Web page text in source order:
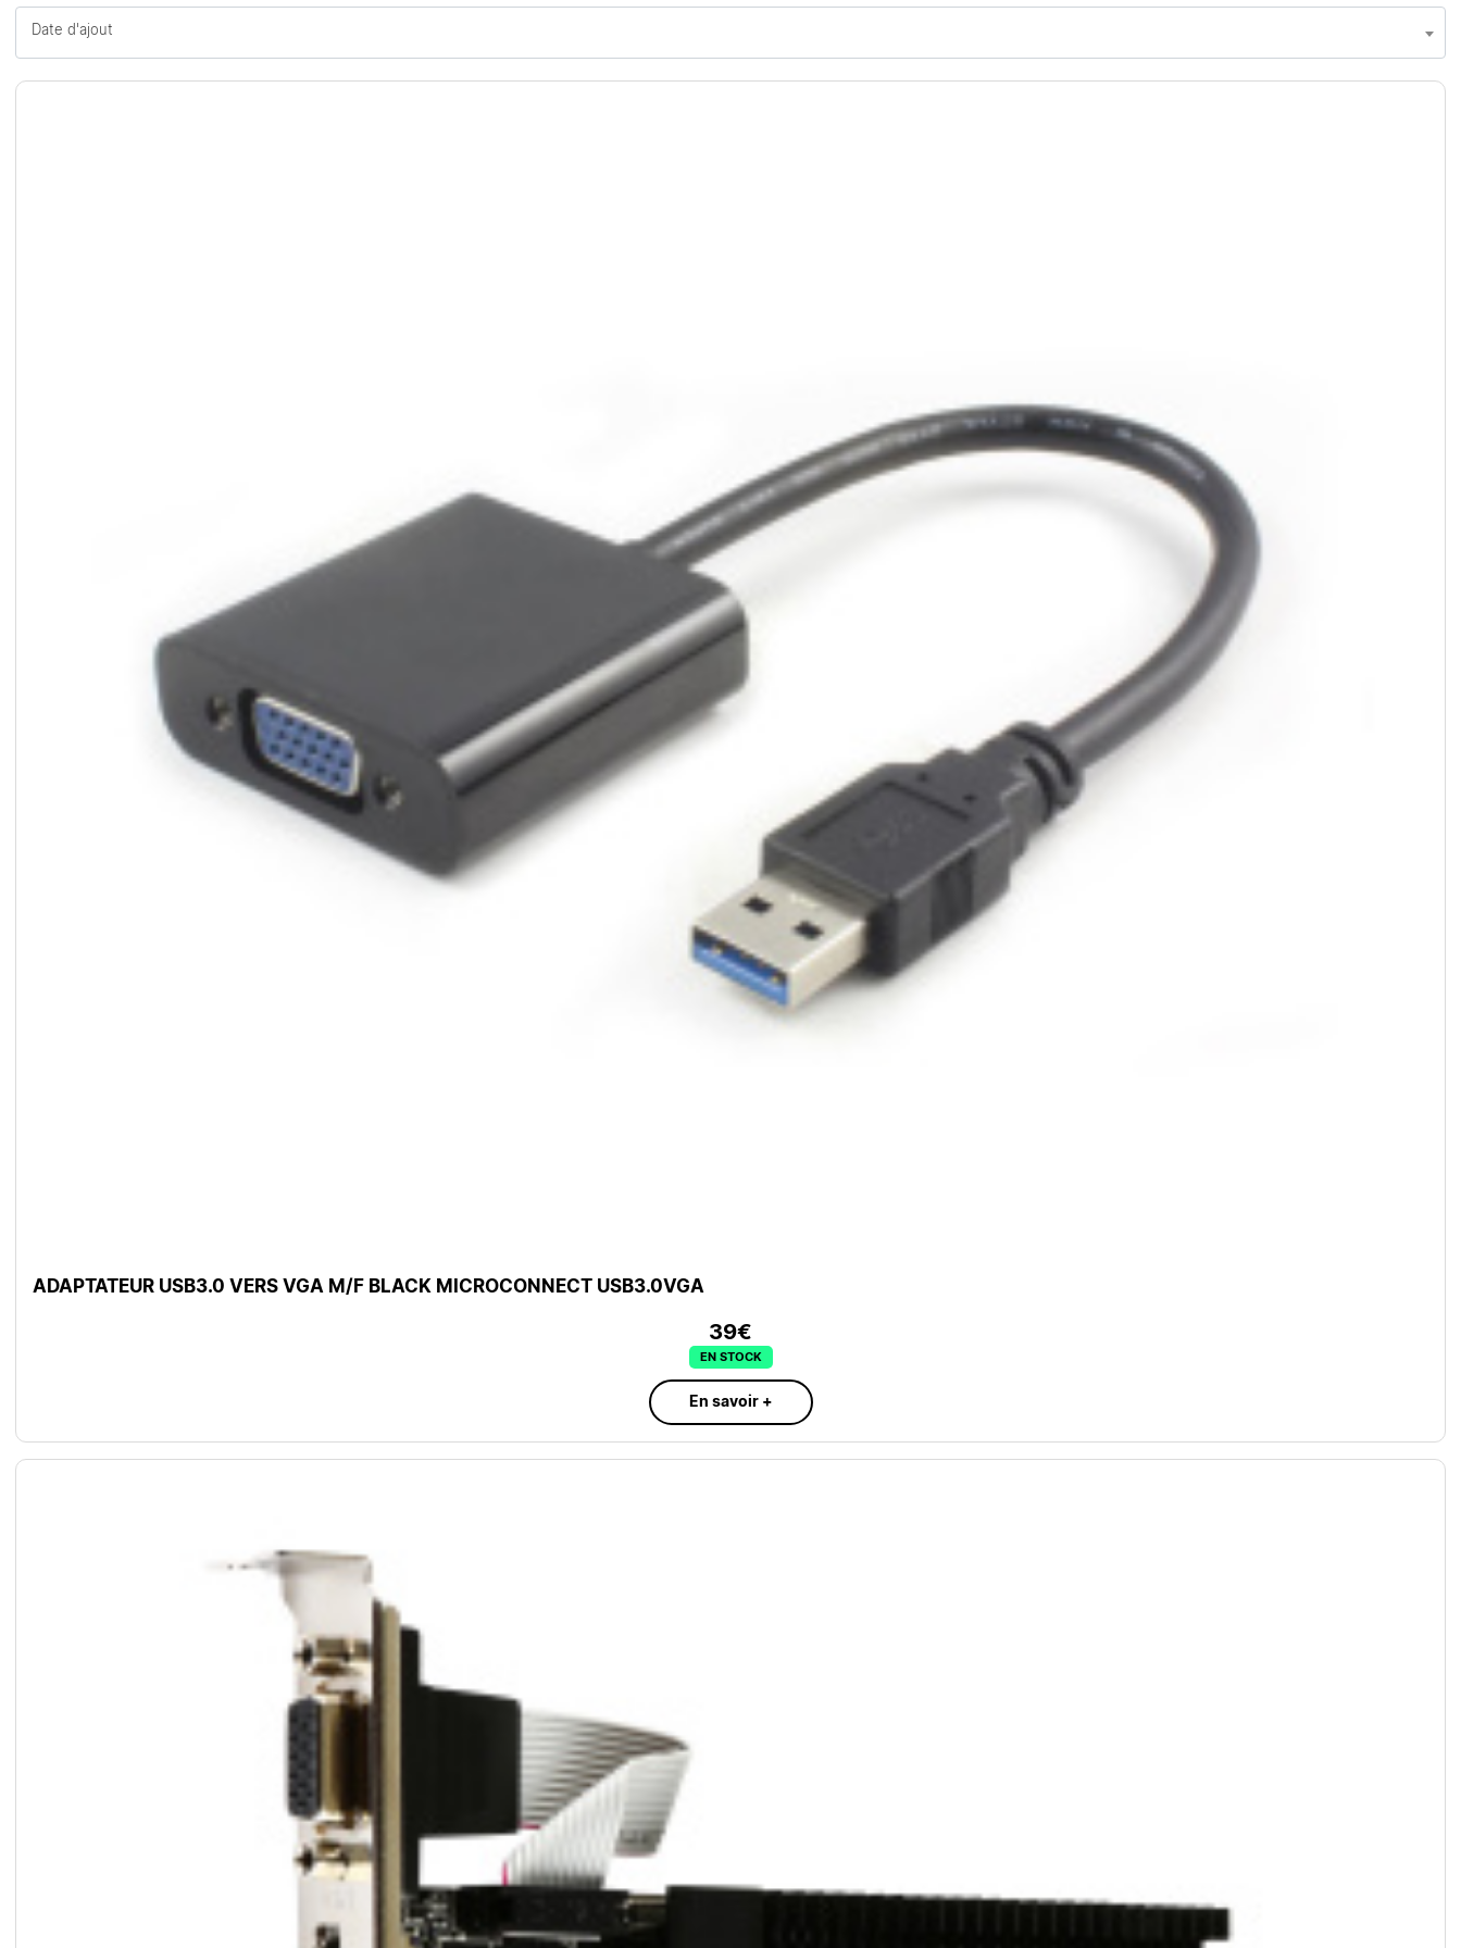
Date d'ajout
ADAPTATEUR USB3.0 VERS VGA M/F BLACK MICROCONNECT USB3.0VGA
39€
EN STOCK
En savoir +